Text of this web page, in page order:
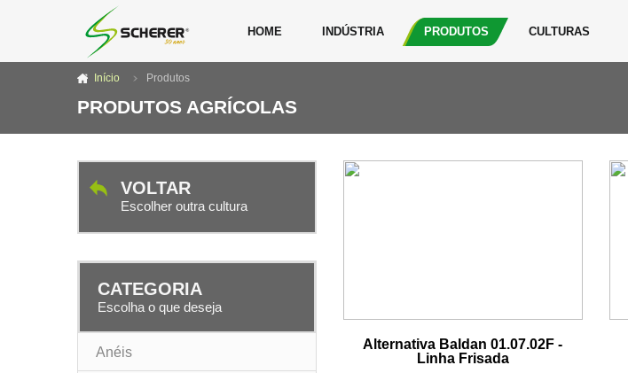
HOME INDÚSTRIA PRODUTOS CULTURAS
Início Produtos
PRODUTOS AGRÍCOLAS
VOLTAR
Escolher outra cultura
CATEGORIA
Escolha o que deseja
Anéis
Alternativa Baldan 01.07.02F -
Linha Frisada